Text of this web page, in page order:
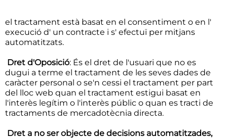
el tractament està basat en el consentiment o en l'
execució d' un contracte i s' efectuï per mitjans
automatitzats.
Dret d'Oposició: És el dret de l'usuari que no es
dugui a terme el tractament de les seves dades de
caràcter personal o se'n cessi el tractament per part
del lloc web quan el tractament estigui basat en
l'interès legítim o l'interès públic o quan es tracti de
tractaments de mercadotècnia directa.
Dret a no ser objecte de decisions automatitzades,